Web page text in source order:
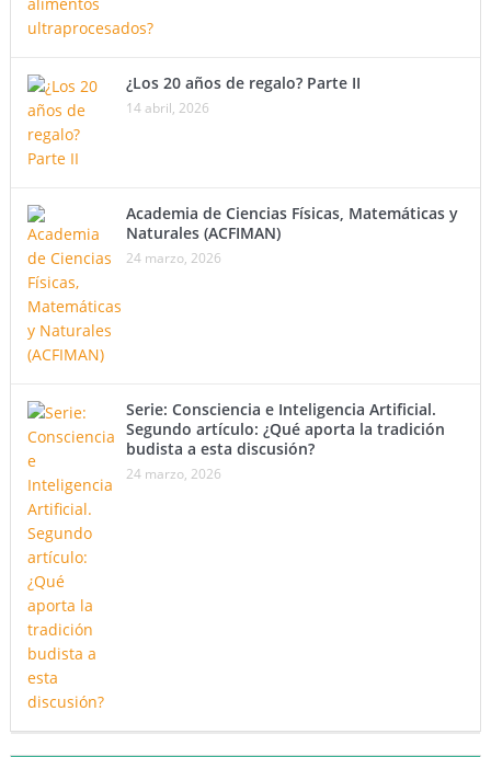
¿Los 20 años de regalo? Parte II
14 abril, 2026
Academia de Ciencias Físicas, Matemáticas y
Naturales (ACFIMAN)
24 marzo, 2026
Serie: Consciencia e Inteligencia Artificial.
Segundo artículo: ¿Qué aporta la tradición
budista a esta discusión?
24 marzo, 2026